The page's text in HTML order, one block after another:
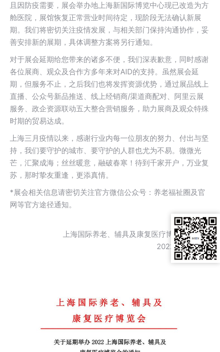
且因防疫需要，展会举办地上海新国际博览中心现已改造为方
舱医院，展馆恢复正常营业时间待定，现阶段无法确认新展
期。我们将密切关注疫情发展，与相关部门保持沟通协作，妥
善安排新的展期，具体调整方案将另行通知。
对于展会延期给您带来的诸多不便，我们深表歉意，同时感谢
各位展商、观众及合作方多年来对AID的支持。虽然展会延
期，但服务不止，之后我们也将发挥资源优势，通过展品线上
直播、公众号新品推送、线上经销商/渠道商配对、阿里云展
服务、政企资源联动五大整合营销服务，助力展商及观众特殊
时期的贸易达成。
上海三月疫情以来，感谢行业内每一位朋友的努力、付出与坚
持，我们要守护的城市、要守护的人群也尤为不易。微微光
芒，汇聚成海；丝丝暖意，融破春寒！待到千家开户，万业复
苏，那时挚友重逢，更添真情。
*展会相关信息请密切关注官方微信公众号：养老福祉圈及官
网等官方途径通知。
上海国际养老、辅具及康复医疗博览会组委会
2022年4月20日